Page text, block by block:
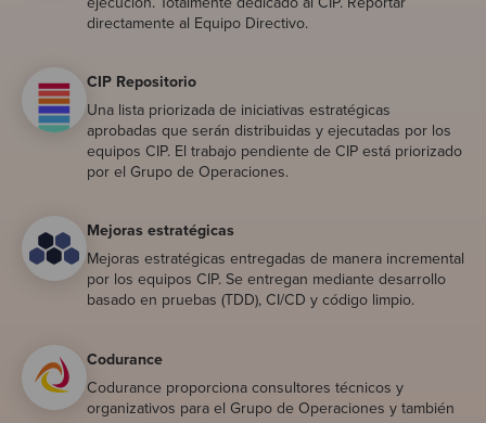
directamente al Equipo Directivo.
CIP Repositorio
Una lista priorizada de iniciativas estratégicas
aprobadas que serán distribuidas y ejecutadas por los
equipos CIP. El trabajo pendiente de CIP está priorizado
por el Grupo de Operaciones.
Mejoras estratégicas
Mejoras estratégicas entregadas de manera incremental
por los equipos CIP. Se entregan mediante desarrollo
basado en pruebas (TDD), CI/CD y código limpio.
Codurance
Codurance proporciona consultores técnicos y
organizativos para el Grupo de Operaciones y también